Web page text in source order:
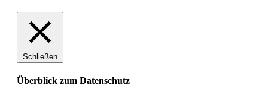
Schließen
Überblick zum Datenschutz